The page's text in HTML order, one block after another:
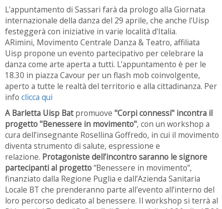
L'appuntamento di Sassari farà da prologo alla Giornata
internazionale della danza del 29 aprile, che anche l'Uisp
festeggerà con iniziative in varie località d'Italia.
ARimini, Movimento Centrale Danza & Teatro, affiliata
Uisp propone un evento partecipativo per celebrare la
danza come arte aperta a tutti. L'appuntamento è per le
18.30 in piazza Cavour per un flash mob coinvolgente,
aperto a tutte le realtà del territorio e alla cittadinanza. Per
info clicca qui
A Barletta Uisp Batpromuove "Corpi connessi" incontra il
progetto "Benessere in movimento", con un workshop a
cura dell’insegnante Rosellina Goffredo, in cui il movimento
diventa strumento di salute, espressione e
relazione. Protagoniste dell’incontro saranno le signore
partecipanti al progetto“Benessere in movimento”,
finanziato dalla Regione Puglia e dall’Azienda Sanitaria
Locale BT che prenderanno parte all'evento all’interno del
loro percorso dedicato al benessere. Il workshop si terrà al